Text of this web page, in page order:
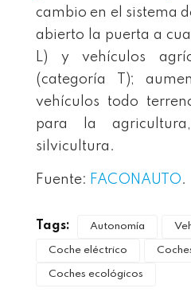
cambio en el sistema
abierto la puerta a
L) y vehículos
(categoría T);
vehículos todo
para la
silvicultura.
Fuente: FACONAUTO.
Tags: Autonomía
Coche eléctrico
Coches ecológicos